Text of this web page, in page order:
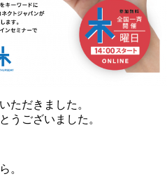
ただきました。
うございました。
。